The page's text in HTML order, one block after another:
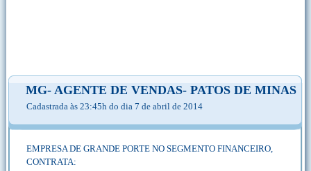
MG- AGENTE DE VENDAS- PATOS DE MINAS
Cadastrada às 23:45h do dia 7 de abril de 2014
EMPRESA DE GRANDE PORTE NO SEGMENTO FINANCEIRO,
CONTRATA: